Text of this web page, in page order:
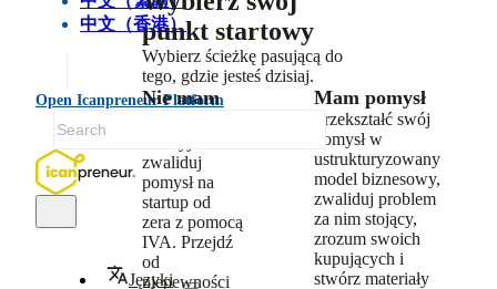
中文（香港）
Open Icanpreneur Platform
Języki
punkt startowy
Wybierz ścieżkę pasującą do
tego, gdzie jesteś dzisiaj.
Nie mam
zwaliduj
pomysł na
startup od
zera z pomocą
IVA. Przejdź
od
niepewności
Mam pomysł
Przekształć swój
pomysł w
ustrukturyzowany
model biznesowy,
zwaliduj problem
za nim stojący,
zrozum swoich
kupujących i
stwórz materiały